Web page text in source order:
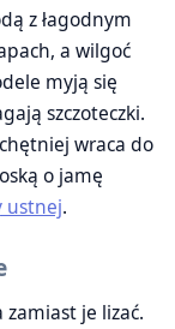
z łagodnym
a wilgoć
myją się
szczoteczki.
wraca do
o jamę
ustnej.
je lizać.